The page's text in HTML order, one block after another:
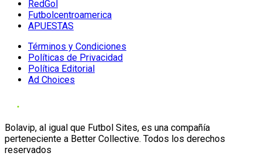
RedGol
Futbolcentroamerica
APUESTAS
Términos y Condiciones
Políticas de Privacidad
Política Editorial
Ad Choices
Bolavip, al igual que Futbol Sites, es una compañía
perteneciente a Better Collective. Todos los derechos
reservados